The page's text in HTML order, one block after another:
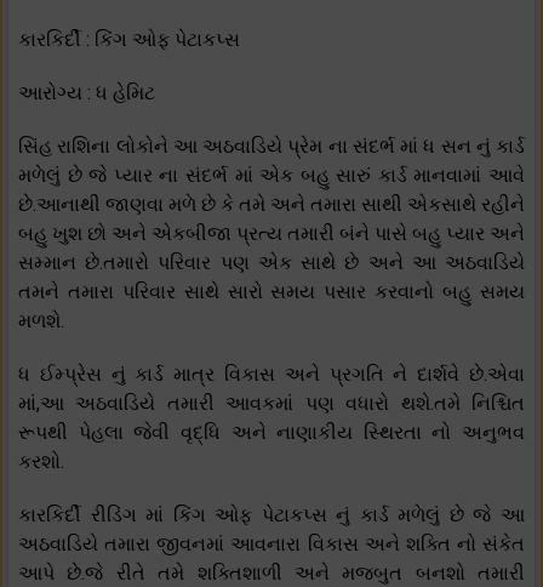
કારકિર્દી : કિંગ ઓફ પેટાકપ્સ
આરોગ્ય : ધ હેમિટ
સિંહ રાશિના લોકોને આ અઠવાડિયે પ્રેમ ના સંદર્ભ માં ધ સન નું કાર્ડ
મળેલું છે જે પ્યાર ના સંદર્ભ માં એક બહુ સારું કાર્ડ માનવામાં આવે
છે.આનાથી જાણવા મળે છે કે તમે અને તમારા સાથી એકસાથે રહીને
બહુ ખુશ છો અને એકબીજા પ્રત્ય તમારી બંને પાસે બહુ પ્યાર અને
સમ્માન છે.તમારો પરિવાર પણ એક સાથે છે અને આ અઠવાડિયે
તમને તમારા પરિવાર સાથે સારો સમય પસાર કરવાનો બહુ સમય
મળશે.
ધ ઈમ્પ્રેસ નું કાર્ડ માત્ર વિકાસ અને પ્રગતિ ને દાર્શવે છે.એવા
માં,આ અઠવાડિયે તમારી આવકમાં પણ વધારો થશે.તમે નિશ્ચિત
રૂપથી પેહલા જેવી વૃદ્ધિ અને નાણાકીય સ્થિરતા નો અનુભવ
કરશો.
કારકિર્દી રીડિંગ માં કિંગ ઓફ પેટાકપ્સ નું કાર્ડ મળેલું છે જે આ
અઠવાડિયે તમારા જીવનમાં આવનારા વિકાસ અને શક્તિ નો સંકેત
આપે છે.જે રીતે તમે શક્તિશાળી અને મજબુત બનશો તમારી